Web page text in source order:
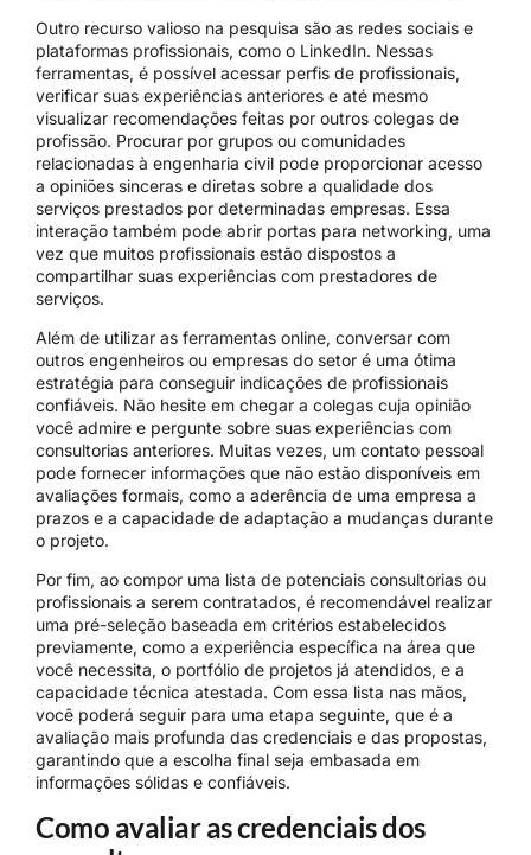
Outro recurso valioso na pesquisa são as redes sociais e
plataformas profissionais, como o LinkedIn. Nessas
ferramentas, é possível acessar perfis de profissionais,
verificar suas experiências anteriores e até mesmo
visualizar recomendações feitas por outros colegas de
profissão. Procurar por grupos ou comunidades
relacionadas à engenharia civil pode proporcionar acesso
a opiniões sinceras e diretas sobre a qualidade dos
serviços prestados por determinadas empresas. Essa
interação também pode abrir portas para networking, uma
vez que muitos profissionais estão dispostos a
compartilhar suas experiências com prestadores de
serviços.
Além de utilizar as ferramentas online, conversar com
outros engenheiros ou empresas do setor é uma ótima
estratégia para conseguir indicações de profissionais
confiáveis. Não hesite em chegar a colegas cuja opinião
você admire e pergunte sobre suas experiências com
consultorias anteriores. Muitas vezes, um contato pessoal
pode fornecer informações que não estão disponíveis em
avaliações formais, como a aderência de uma empresa a
prazos e a capacidade de adaptação a mudanças durante
o projeto.
Por fim, ao compor uma lista de potenciais consultorias ou
profissionais a serem contratados, é recomendável realizar
uma pré-seleção baseada em critérios estabelecidos
previamente, como a experiência específica na área que
você necessita, o portfólio de projetos já atendidos, e a
capacidade técnica atestada. Com essa lista nas mãos,
você poderá seguir para uma etapa seguinte, que é a
avaliação mais profunda das credenciais e das propostas,
garantindo que a escolha final seja embasada em
informações sólidas e confiáveis.
Como avaliar as credenciais dos